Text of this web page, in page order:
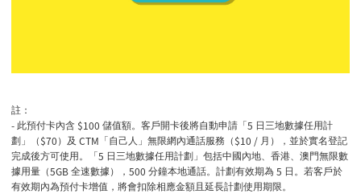
註：
- 此預付卡內含 $100 儲值額。客戶開卡後將自動申請「 5 日三地數據任用計
劃」（ $70 ）及 CTM 「自己人」無限網內通話服務（ $10 / 月），並於實名登記
完成後方可使用。「 5 日三地數據任用計劃」包括中國內地、香港、澳門無限數
據用量（5GB 全速數據）， 500 分鐘本地通話。計劃有效期為 5 日。若客戶於
有效期內為預付卡增值，將會扣除相應金額且延長計劃使用期限。